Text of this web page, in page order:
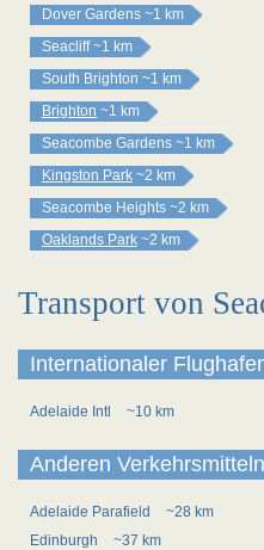
Dover Gardens ~1 km
Seacliff ~1 km
South Brighton ~1 km
Brighton ~1 km
Seacombe Gardens ~1 km
Kingston Park ~2 km
Seacombe Heights ~2 km
Oaklands Park ~2 km
Transport von
Internationaler
Adelaide Intl ~10 km
Anderen Verkehrsmitteln
Adelaide Parafield
~28 km
Edinburgh
~37 km